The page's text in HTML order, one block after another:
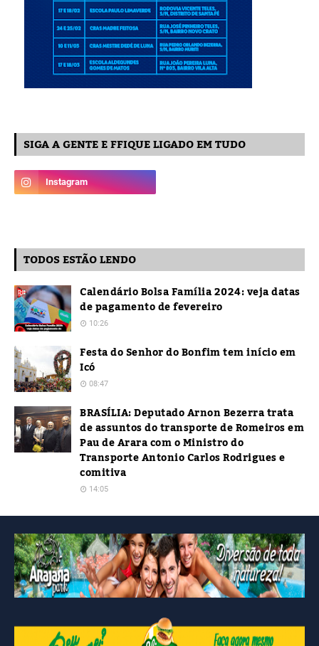
SIGA A GENTE E FFIQUE LIGADO EM TUDO
TODOS ESTÃO LENDO
Calendário Bolsa Família 2024: veja datas
de pagamento de fevereiro
10:26
Festa do Senhor do Bonfim tem início em
Icó
08:47
BRASÍLIA: Deputado Arnon Bezerra trata
de assuntos do transporte de Romeiros em
Pau de Arara com o Ministro do
Transporte Antonio Carlos Rodrigues e
comitiva
14:05